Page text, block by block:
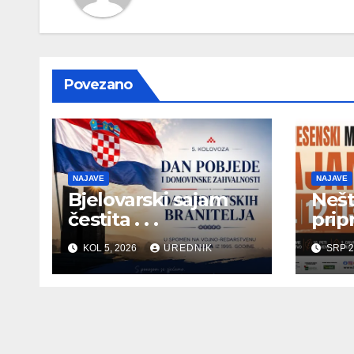
Povezano
NAJAVE
Bjelovarski sajam
čestita . . .
KOL 5, 2026 UREDNIK
NAJAVE
SRP